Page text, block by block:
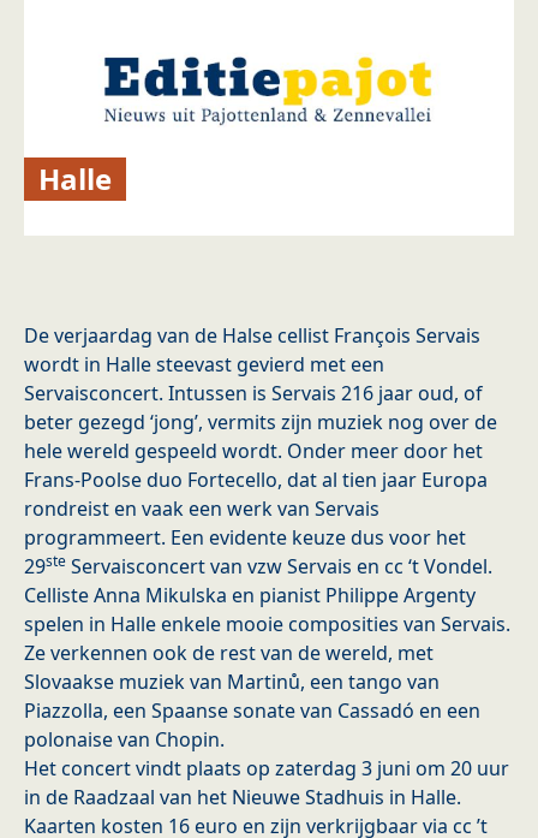
Halle
De verjaardag van de Halse cellist François Servais
wordt in Halle steevast gevierd met een
Servaisconcert. Intussen is Servais 216 jaar oud, of
beter gezegd ‘jong’, vermits zijn muziek nog over de
hele wereld gespeeld wordt. Onder meer door het
Frans-Poolse duo Fortecello, dat al tien jaar Europa
rondreist en vaak een werk van Servais
programmeert. Een evidente keuze dus voor het
29ste Servaisconcert van vzw Servais en cc ‘t Vondel.
Celliste Anna Mikulska en pianist Philippe Argenty
spelen in Halle enkele mooie composities van Servais.
Ze verkennen ook de rest van de wereld, met
Slovaakse muziek van Martinů, een tango van
Piazzolla, een Spaanse sonate van Cassadó en een
polonaise van Chopin.
Het concert vindt plaats op zaterdag 3 juni om 20 uur
in de Raadzaal van het Nieuwe Stadhuis in Halle.
Kaarten kosten 16 euro en zijn verkrijgbaar via cc ’t